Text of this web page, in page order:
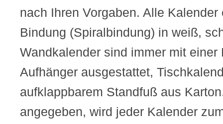
nach Ihren Vorgaben. Alle
Bindung (Spiralbindung) in weiß,
Wandkalender sind immer mit
Aufhänger ausgestattet,
aufklappbarem Standfuß aus
angegeben, wird jeder Kalender